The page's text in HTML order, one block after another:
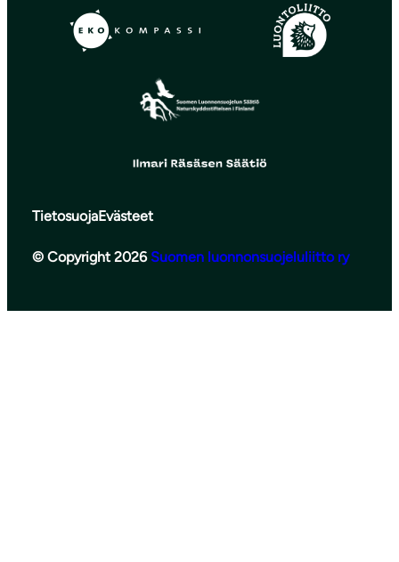
TietosuojaEvästeet
© Copyright 2026 Suomen luonnonsuojeluliitto ry